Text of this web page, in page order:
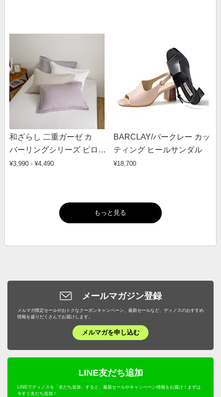
和ざらし 二重ガーゼ カ
バーリングシリーズ ピロー
ケース
¥3,990 - ¥4,490
BARCLAY/バークレー カッ
ティング ヒールサンダル
¥18,700
もっと見る
メールマガジン登録
メルマガ限定セールやおトクなクーポンキャンペーン、最新セールなど、ディノスのおすすめ
情報を盛りだくさんでお届けします。
メルマガを申し込む
LINE友だち追加
LINEでディノスを「友だち追加」すると、最新セールやキャンペーン情報をお届け！まずは
今すぐ友だち追加！